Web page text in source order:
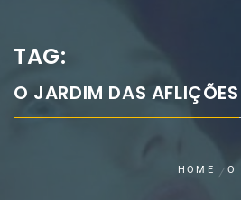
TAG:
O JARDIM DAS AFLIÇÕES
HOME O